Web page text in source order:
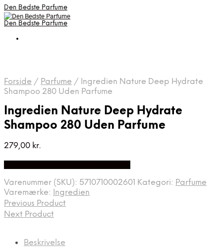
Den Bedste Parfume
Den Bedste Parfume
Forside / Parfume / Ingredien Nature Deep Hydrate
Shampoo 280 Uden Parfume
Ingredien Nature Deep Hydrate
Shampoo 280 Uden Parfume
279,00 kr.
Varenummer (SKU): 5710710002601 Kategori: Parfume
Varemærke: Ingredien
Previous Product
Next Product
Beskrivelse